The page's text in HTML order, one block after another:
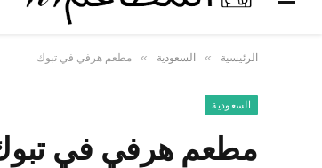
الرئيسية » السعودية » مطعم هرفي في تبوك
السعودية
مطعم هرفي في